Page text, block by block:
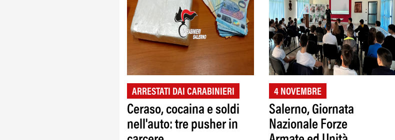
ARRESTATI DAI CARABINIERI
Ceraso, cocaina e soldi
nell'auto: tre pusher in
4 NOVEMBRE
Salerno, Giornata
Nazionale Forze